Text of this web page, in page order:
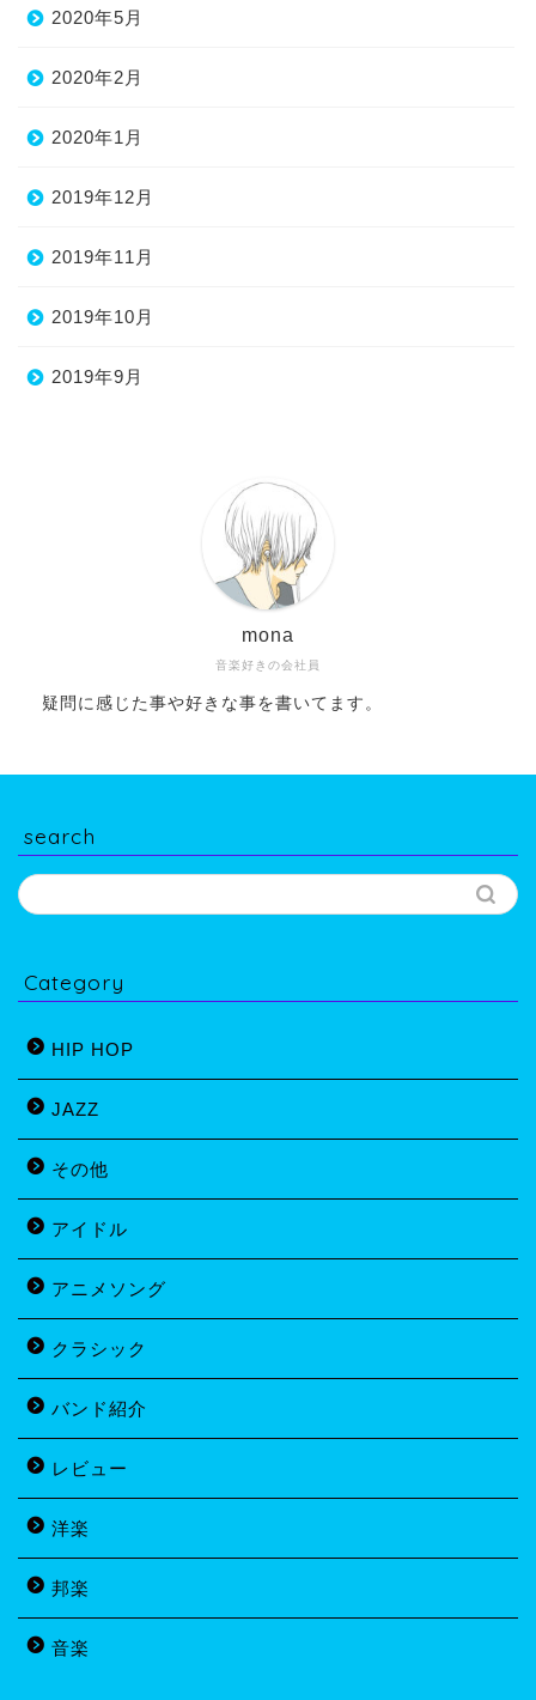
2020年5月
2020年2月
2020年1月
2019年12月
2019年11月
2019年10月
2019年9月
音楽好きの会社員
mona
疑問に感じた事や好きな事を書いてます。
search
Category
HIP HOP
JAZZ
その他
アイドル
アニメソング
クラシック
バンド紹介
レビュー
洋楽
邦楽
音楽